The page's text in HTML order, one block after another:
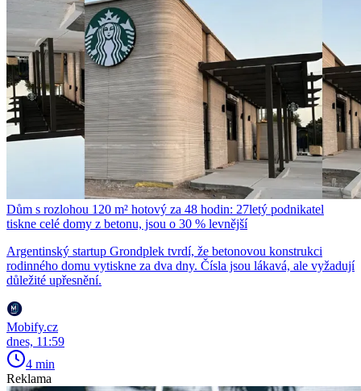
Dům s rozlohou 120 m² hotový za 48 hodin: 27letý podnikatel
tiskne celé domy z betonu, jsou o 30 % levnější
Argentinský startup Grondplek tvrdí, že betonovou konstrukci
rodinného domu vytiskne za dva dny. Čísla jsou lákavá, ale vyžadují
důležité upřesnění.
Mobify.cz
dnes, 11:59
4 min
Reklama